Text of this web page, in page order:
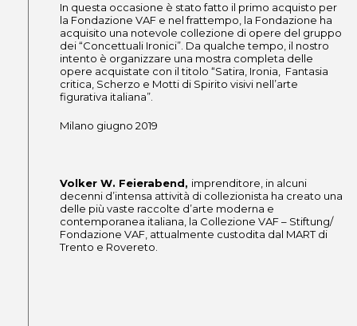
In questa occasione è stato fatto il primo acquisto per
la Fondazione VAF e nel frattempo, la Fondazione ha
acquisito una notevole collezione di opere del gruppo
dei “Concettuali Ironici”. Da qualche tempo, il nostro
intento è organizzare una mostra completa delle
opere acquistate con il titolo “Satira, Ironia, Fantasia
critica, Scherzo e Motti di Spirito visivi nell’arte
figurativa italiana”.
Milano giugno 2019
Volker W. Feierabend, imprenditore, in alcuni
decenni d’intensa attività di collezionista ha creato una
delle più vaste raccolte d’arte moderna e
contemporanea italiana, la Collezione VAF – Stiftung/
Fondazione VAF, attualmente custodita dal MART di
Trento e Rovereto.